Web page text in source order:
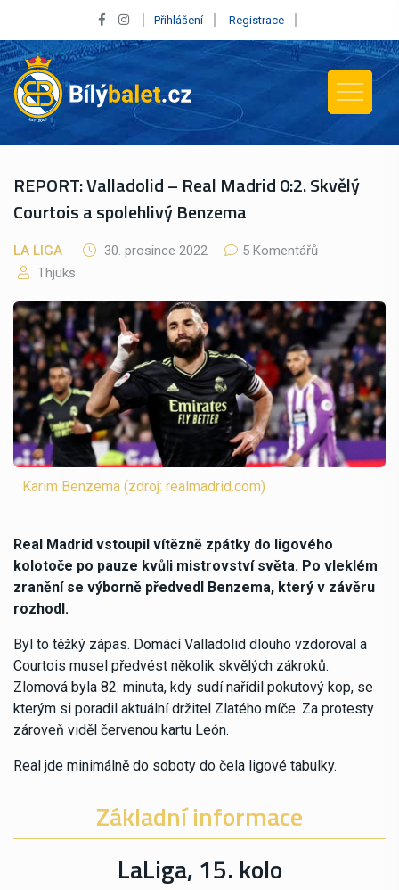
Přihlášení Registrace
REPORT: Valladolid – Real Madrid 0:2. Skvělý
Courtois a spolehlivý Benzema
LA LIGA 30. prosince 2022
5 Komentářů
Thjuks
Karim Benzema (zdroj: realmadrid.com)
Real Madrid vstoupil vítězně zpátky do ligového
kolotoče po pauze kvůli mistrovství světa. Po vleklém
zranění se výborně předvedl Benzema, který v závěru
rozhodl.
Byl to těžký zápas. Domácí Valladolid dlouho vzdoroval a
Courtois musel předvést několik skvělých zákroků.
Zlomová byla 82. minuta, kdy sudí nařídil pokutový kop, se
kterým si poradil aktuální držitel Zlatého míče. Za protesty
zároveň viděl červenou kartu León.
Real jde minimálně do soboty do čela ligové tabulky.
Základní informace
LaLiga, 15. kolo